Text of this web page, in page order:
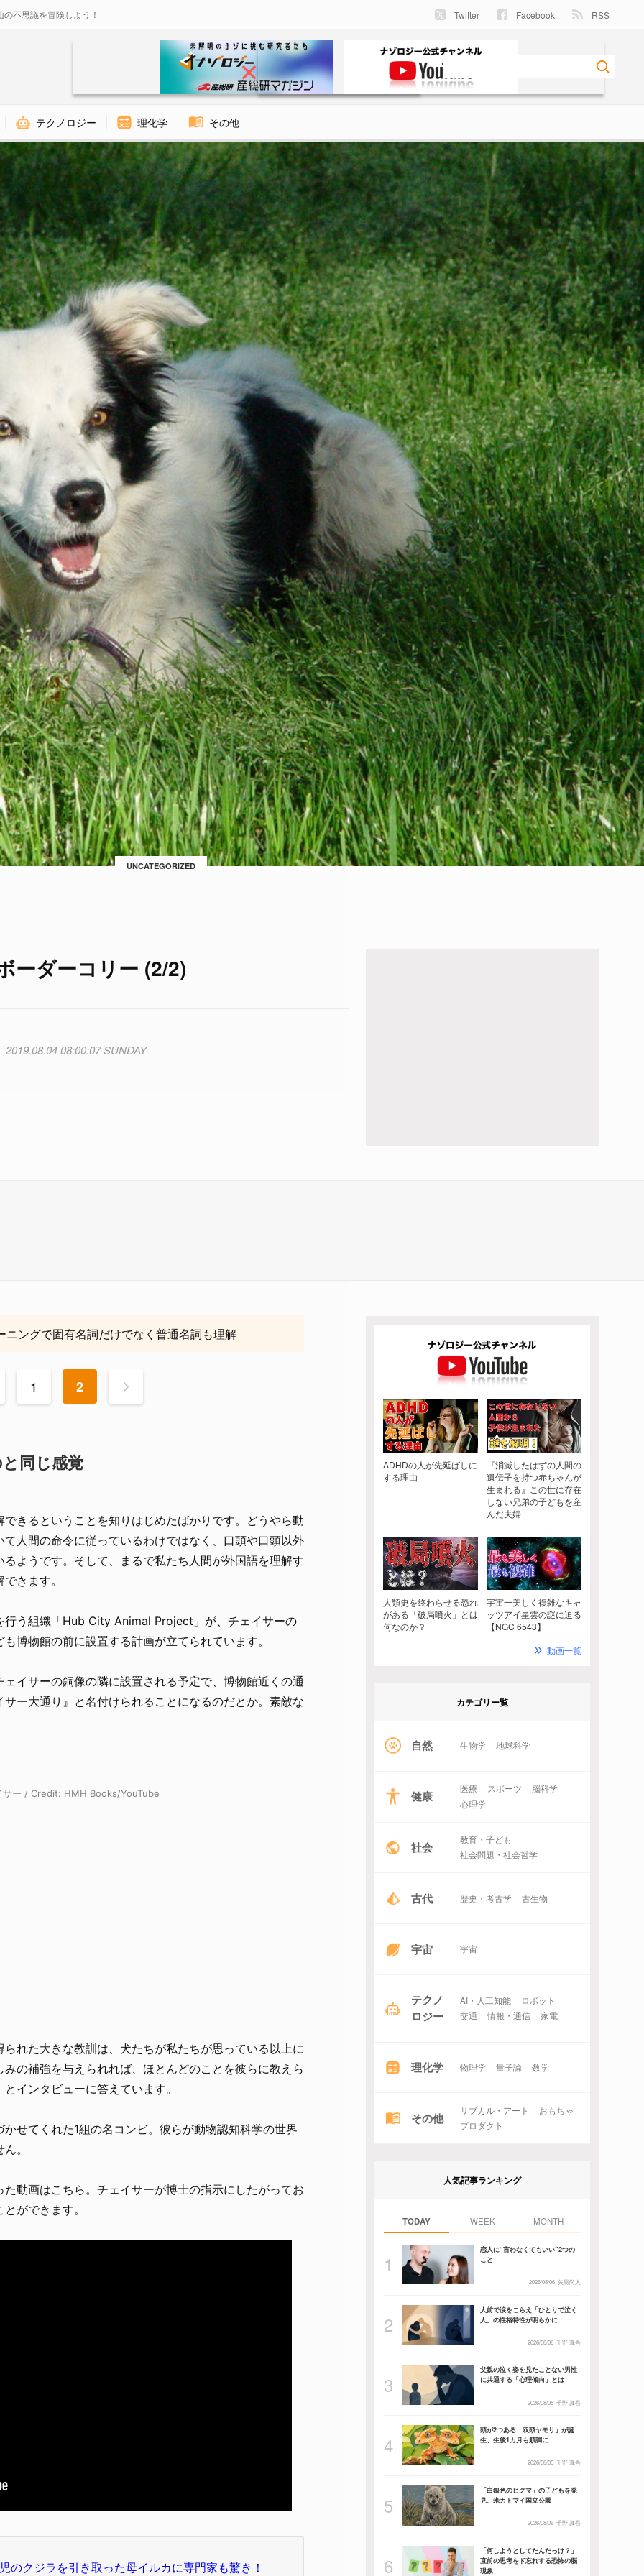
不思議を冒険しよう！ Twitter Facebook RSS
テクノロジー 理化学 その他
UNCATEGORIZED
ーダーコリー (2/2)
2019.08.04 08:00:07 SUNDAY
ニングで固有名詞だけでなく普通名詞も理解
1 2 >
同じ感覚
きるということを知りはじめたばかりです。どうやら動
人間の命令に従っているわけではなく、口頭や口頭以外
ようです。そして、まるで私たち人間が外国語を理解す
きます。
行う組織「Hub City Animal Project」が、チェイサーの
博物館の前に設置する計画が立てられています。
イサーの銅像の隣に設置される予定で、博物館近くの通
ー大通り』と名付けられることになるのだとか。素敵な
サー / Credit: HMH Books/YouTube
れた大きな教訓は、犬たちが私たちが思っている以上に
の補強を与えられれば、ほとんどのことを彼らに教えら
インタビューに答えています。
せてくれた1組の名コンビ。彼らが動物認知科学の世界
。
動画はこちら。チェイサーが博士の指示にしたがってお
ができます。
のクジラを引き取った母イルカに専門家も驚き！
ADHDの人が先延ばしに
する理由
『消滅したはずの人間の
遺伝子を持つ赤ちゃんが
生まれる』この世に存在
しない兄弟の子どもを産
んだ夫婦
人類史を終わらせる恐れ
がある「破局噴火」とは
何なのか？
宇宙一美しく複雑なキャ
ッツアイ星雲の謎に迫る
【NGC 6543】
動画一覧
カテゴリー覧
自然 生物学 地球科学
健康 医療 スポーツ
脳科学
心理学
社会
教育・子ども
社会問題・社会哲学
古代 歴史・考古学 古生物
宇宙 宇宙
テクノ
ロジー
AI・人工知能
ロボット
交通
情報・通信 家電
理化学 物理学 量子論 数学
その他 サブカル・アート
おもちゃ
プロダクト
人気記事ランキング
TODAY WEEK MONTH
恋人に“言わなくてもいい”2つの
こと
2026/08/06 矢黒尚人
人前で涙をこらえ「ひとりで泣く
人」の性格特性が明らかに
2026/08/06 千野 真吾
父親の泣く姿を見たことない男性
に共通する「心理傾向」とは
2026/08/05 千野 真吾
頭が2つある「双頭ヤモリ」が誕
生、生後1カ月も順調に
2026/08/05 千野 真吾
「白銀色のヒグマ」の子どもを発
見、米カトマイ国立公園
2026/08/06 千野 真吾
「何しようとしてたんだっけ？」
直前の思考をド忘れする恐怖の脳
現象